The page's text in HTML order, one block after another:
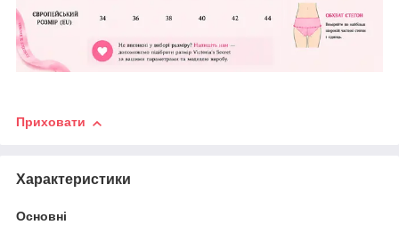
Приховати
Характеристики
Основні